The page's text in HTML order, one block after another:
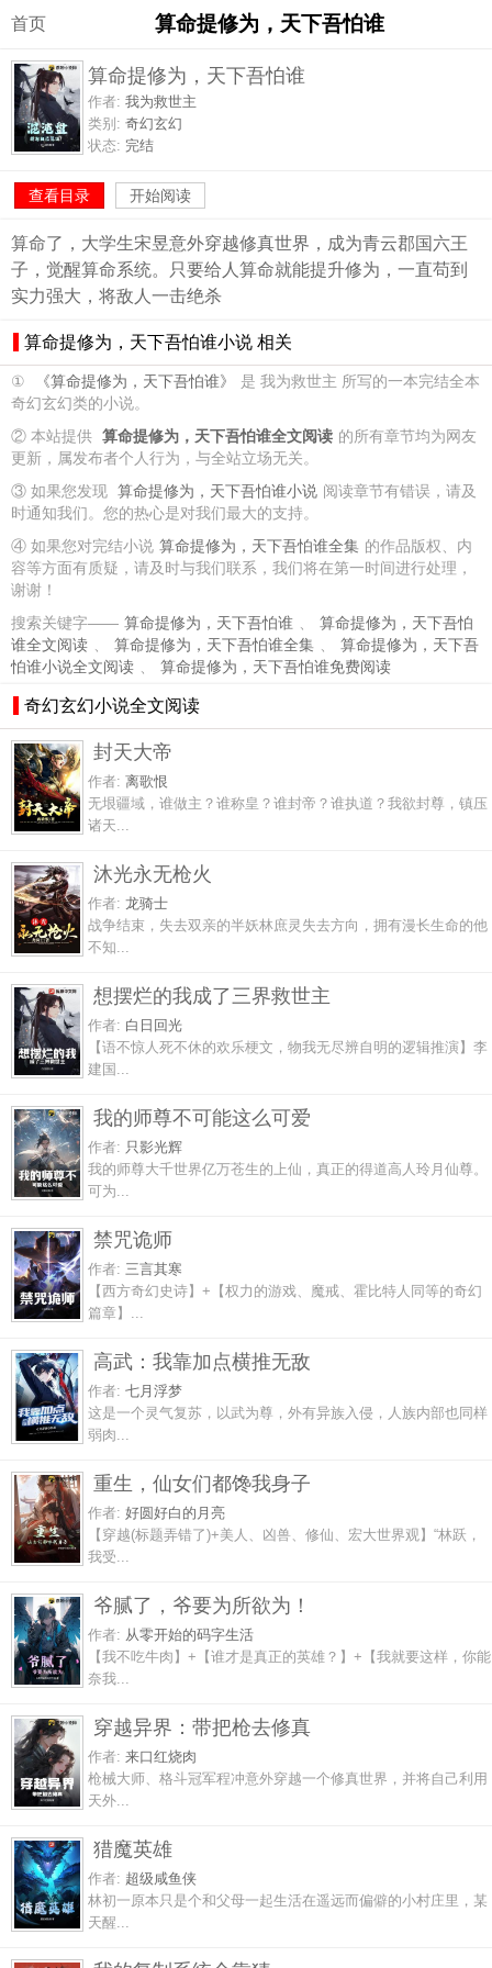
首页 算命提修为，天下吾怕谁
算命提修为，天下吾怕谁
作者: 我为救世主
类别: 奇幻玄幻
状态: 完结
查看目录 开始阅读
算命了，大学生宋昱意外穿越修真世界，成为青云郡国六王
子，觉醒算命系统。只要给人算命就能提升修为，一直苟到
实力强大，将敌人一击绝杀
算命提修为，天下吾怕谁小说 相关
① 《算命提修为，天下吾怕谁》
是 我为救世主 所写的一本完结全本
奇幻玄幻类的小说。
② 本站提供 算命提修为，天下吾怕谁全文阅读 的所有章节均为网友
更新，属发布者个人行为，与全站立场无关。
③ 如果您发现 算命提修为，天下吾怕谁小说 阅读章节有错误，请及
时通知我们。您的热心是对我们最大的支持。
④ 如果您对完结小说 算命提修为，天下吾怕谁全集 的作品版权、内
容等方面有质疑，请及时与我们联系，我们将在第一时间进行处理，
谢谢！
搜索关键字—— 算命提修为，天下吾怕谁 、
算命提修为，天下吾怕
谁全文阅读 、 算命提修为，天下吾怕谁全集 、
算命提修为，天下吾
怕谁小说全文阅读 、 算命提修为，天下吾怕谁免费阅读
奇幻玄幻小说全文阅读
封天大帝
作者: 离歌恨
无垠疆域，谁做主？谁称皇？谁封帝？谁执道？我欲封尊，镇压
诸天...
沐光永无枪火
作者: 龙骑士
战争结束，失去双亲的半妖林庶灵失去方向，拥有漫长生命的他
不知...
想摆烂的我成了三界救世主
作者: 白日回光
【语不惊人死不休的欢乐梗文，物我无尽辨自明的逻辑推演】李
建国...
我的师尊不可能这么可爱
作者: 只影光辉
我的师尊大千世界亿万苍生的上仙，真正的得道高人玲月仙尊。
可为...
禁咒诡师
作者: 三言其寒
【西方奇幻史诗】+【权力的游戏、魔戒、霍比特人同等的奇幻
篇章】...
高武：我靠加点横推无敌
作者: 七月浮梦
这是一个灵气复苏，以武为尊，外有异族入侵，人族内部也同样
弱肉...
重生，仙女们都馋我身子
作者: 好圆好白的月亮
【穿越(标题弄错了)+美人、凶兽、修仙、宏大世界观】“林跃，
我受...
爷腻了，爷要为所欲为！
作者: 从零开始的码字生活
【我不吃牛肉】+【谁才是真正的英雄？】+【我就要这样，你能
奈我...
穿越异界：带把枪去修真
作者: 来口红烧肉
枪械大师、格斗冠军程冲意外穿越一个修真世界，并将自己利用
天外...
猎魔英雄
作者: 超级咸鱼侠
林初一原本只是个和父母一起生活在遥远而偏僻的小村庄里，某
天醒...